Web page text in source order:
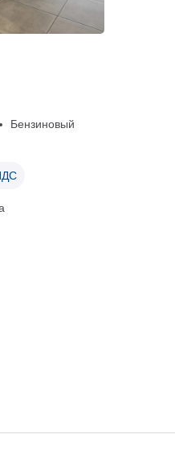
Бензиновый